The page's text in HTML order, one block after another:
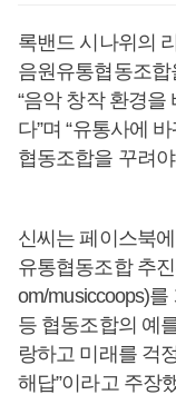
록밴드 시나위의
음원유통협동조
“음악 창작 환경을
다”며 “유통사에
협동조합을 꾸려
신씨는 페이스북에
유통협동조합 추
om/musiccoops)
등 협동조합의 예
랑하고 미래를 걱
해답”이라고 주장